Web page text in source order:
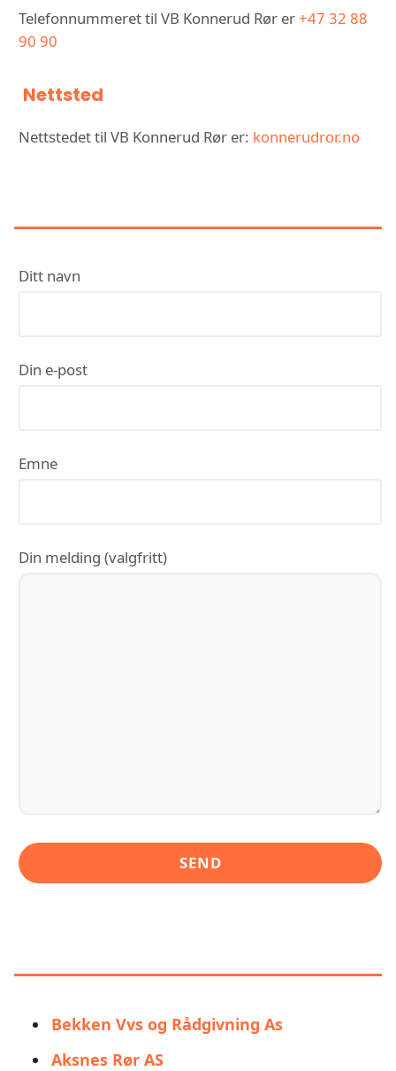
Telefonnummeret til VB Konnerud Rør er+47 32 88
90 90
Nettsted
Nettstedet til VB Konnerud Rør er: konnerudror.no
Ditt navn
Din e-post
Emne
Din melding (valgfritt)
Bekken Vvs og Rådgivning As
Aksnes Rør AS